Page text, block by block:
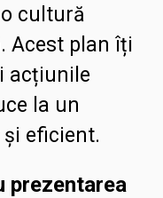
cultură
Acest plan îți
acțiunile
la un
eficient.
prezentarea